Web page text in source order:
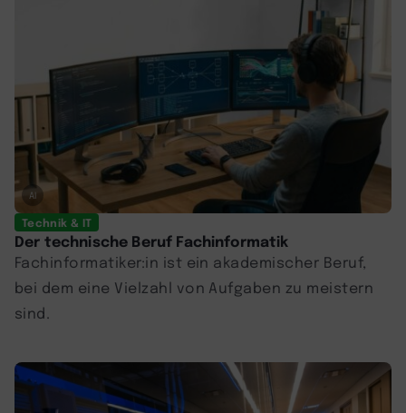
AI
Technik & IT
Der technische Beruf Fachinformatik
Fachinformatiker:in ist ein akademischer Beruf,
bei dem eine Vielzahl von Aufgaben zu meistern
sind.